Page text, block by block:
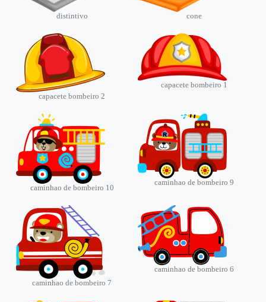
distintivo cone
capacete bombeiro 2
capacete bombeiro 1
caminhao de bombeiro 10
caminhao de bombeiro 9
caminhao de bombeiro 7
caminhao de bombeiro 6